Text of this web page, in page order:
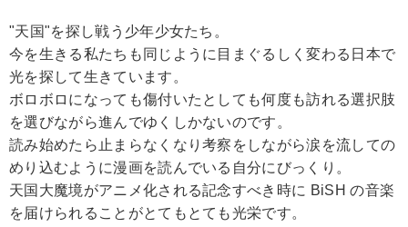
"天国"を探し戦う少年少女たち。
今を生きる私たちも同じように目まぐるしく変わる日本で
光を探して生きています。
ボロボロになっても傷付いたとしても何度も訪れる選択肢
を選びながら進んでゆくしかないのです。
読み始めたら止まらなくなり考察をしながら涙を流しての
めり込むように漫画を読んでいる自分にびっくり。
天国大魔境がアニメ化される記念すべき時に BiSH の音楽
を届けられることがとてもとても光栄です。